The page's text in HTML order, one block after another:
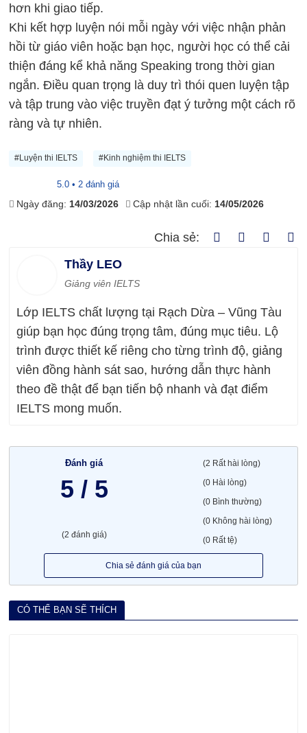
hơn khi giao tiếp.
Khi kết hợp luyện nói mỗi ngày với việc nhận phản
hồi từ giáo viên hoặc bạn học, người học có thể cải
thiện đáng kể khả năng Speaking trong thời gian
ngắn. Điều quan trọng là duy trì thói quen luyện tập
và tập trung vào việc truyền đạt ý tưởng một cách rõ
ràng và tự nhiên.
#Luyện thi IELTS #Kinh nghiệm thi IELTS
5.0 • 2 đánh giá
Ngày đăng: 14/03/2026 Cập nhật lần cuối: 14/05/2026
Chia sẻ:
Thầy LEO
Giảng viên IELTS
Lớp IELTS chất lượng tại Rạch Dừa – Vũng Tàu
giúp bạn học đúng trọng tâm, đúng mục tiêu. Lộ
trình được thiết kế riêng cho từng trình độ, giảng
viên đồng hành sát sao, hướng dẫn thực hành
theo đề thật để bạn tiến bộ nhanh và đạt điểm
IELTS mong muốn.
Đánh giá
5 / 5
(2 đánh giá)
(2 Rất hài lòng)
(0 Hài lòng)
(0 Bình thường)
(0 Không hài lòng)
(0 Rất tệ)
Chia sẻ đánh giá của bạn
CÓ THỂ BẠN SẼ THÍCH